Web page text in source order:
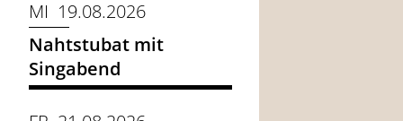
MI 19.08.2026
Nahtstubat mit
Singabend